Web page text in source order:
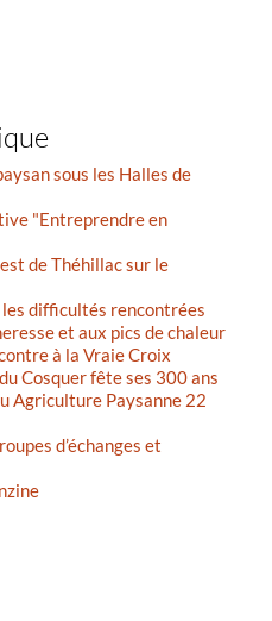
sous les Halles de
"Entreprendre en
de Théhillac sur le
difficultés rencontrées
et aux pics de chaleur
à la Vraie Croix
Cosquer fête ses 300 ans
Agriculture Paysanne 22
d’échanges et